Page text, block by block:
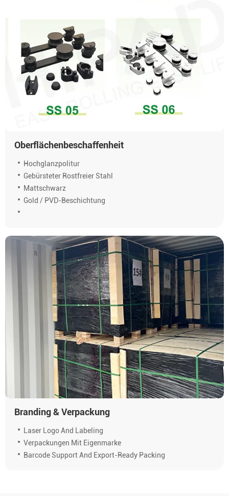
Oberflächenbeschaffenheit
Hochglanzpolitur
Gebürsteter Rostfreier Stahl
Mattschwarz
Gold / PVD-Beschichtung
Branding & Verpackung
Laser Logo And Labeling
Verpackungen Mit Eigenmarke
Barcode Support And Export-Ready Packing